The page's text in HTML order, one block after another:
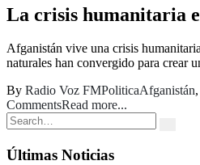
La crisis humanitaria
Afganistán vive una crisis
naturales han convergido para crear
By Radio Voz FMPoliticaAfganistán,
CommentsRead more...
Últimas Noticias